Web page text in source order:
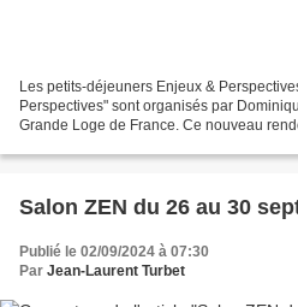
Les petits-déjeuners Enjeux &
Perspectives" sont organisés par
Grande Loge de France. Ce nouveau
Salon ZEN du 26 au 30
Publié le 02/09/2024 à 07:30
Par Jean-Laurent Turbet